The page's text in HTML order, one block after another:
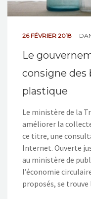
26 FÉVRIER 2018
Le
consigne des
plastique
Le ministère de la
améliorer la
ce titre, une
Internet. Ouverte
au ministère de
l’économie
proposés, se